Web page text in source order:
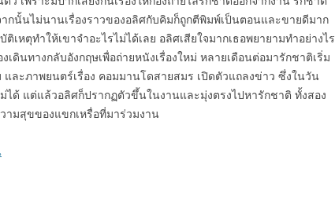
กนั้นไม่นานเรื่องราวของอลิศกับคิมก็ถูกตีพิมพ์เป็นตอนและขายดีมาก
เหตุทำให้เขาจำอะไรไม่ได้เลย อลิศเสียใจมากเธอพยายามทำอย่างไร
เดินทางกลับอังกฤษเพื่อถ่ายหนังเรื่องใหม่ หลายเดือนต่อมารักชาติเริ่ม
ละภาพยนตร์เรื่อง คอมมานโดสายสมร เปิดตัวแถลงข่าว ซึ่งในวัน
ม่ได้ แต่แล้วอลิศก็ปรากฏตัวขึ้นในงานและมุ่งตรงไปหารักชาติ ทั้งสอง
ามสุขของแขกเหรื่อที่มาร่วมงาน